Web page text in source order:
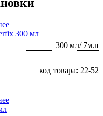
300 мл
300 мл/ 7м.п
код товара: 22-52